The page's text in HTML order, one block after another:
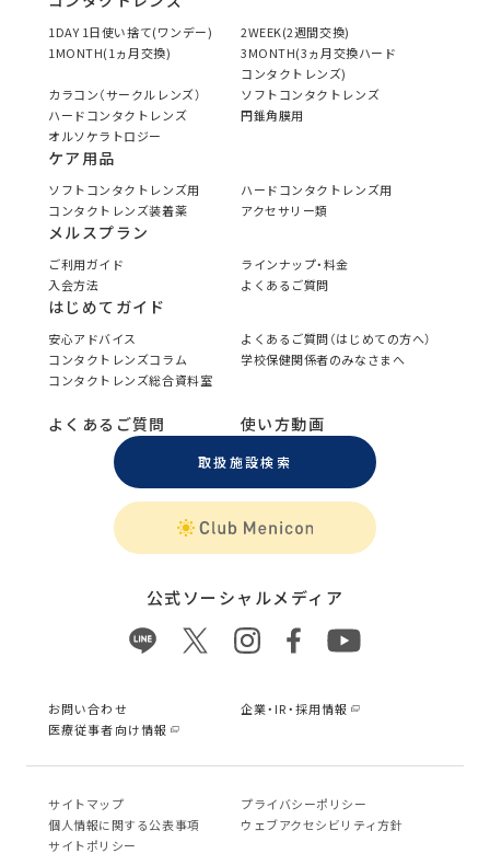
1DAY 1日使い捨て(ワンデー)
2WEEK(2週間交換)
1MONTH(1ヵ月交換)
3MONTH(3ヵ月交換ハード
コンタクトレンズ)
カラコン（サークルレンズ）
ソフトコンタクトレンズ
ハードコンタクトレンズ
円錐角膜用
オルソケラトロジー
ケア用品
ソフトコンタクトレンズ用
ハードコンタクトレンズ用
コンタクトレンズ装着薬
アクセサリー類
メルスプラン
ご利用ガイド
ラインナップ・料金
入会方法
よくあるご質問
はじめてガイド
安心アドバイス
よくあるご質問（はじめての方へ）
コンタクトレンズコラム
学校保健関係者のみなさまへ
コンタクトレンズ総合資料室
よくあるご質問 使い方動画
取扱施設検索
公式ソーシャルメディア
お問い合わせ
企業・IR・採用情報
医療従事者向け情報
サイトマップ
プライバシーポリシー
個⼈情報に関する公表事項
ウェブアクセシビリティ方針
サイトポリシー